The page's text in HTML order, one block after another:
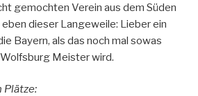
gemochten Verein aus dem Süden
dieser Langeweile: Lieber ein
Bayern, als das noch mal sowas
Meister wird.
Plätze: